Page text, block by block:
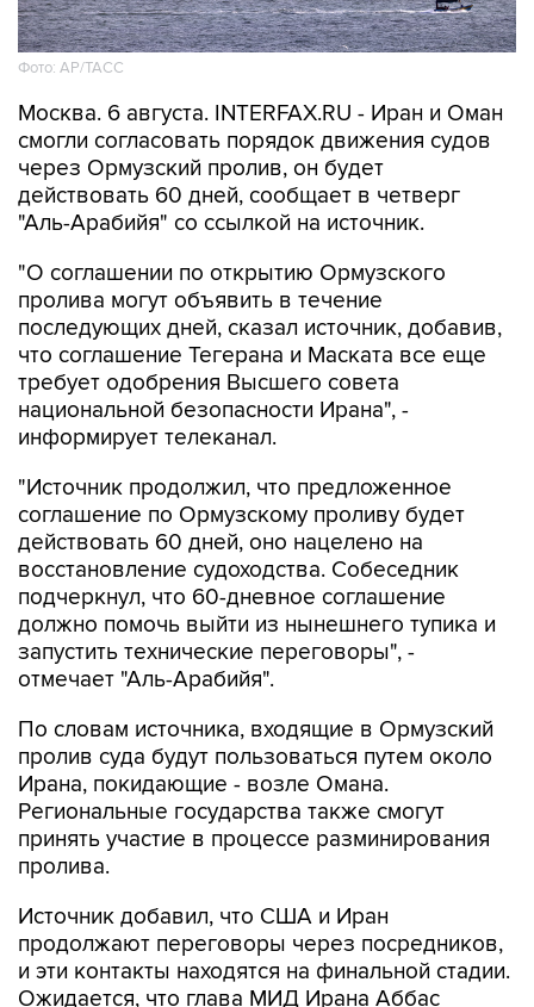
Фото: AP/ТАСС
Москва. 6 августа. INTERFAX.RU - Иран и Оман
смогли согласовать порядок движения судов
через Ормузский пролив, он будет
действовать 60 дней, сообщает в четверг
"Аль-Арабийя" со ссылкой на источник.
"О соглашении по открытию Ормузского
пролива могут объявить в течение
последующих дней, сказал источник, добавив,
что соглашение Тегерана и Маската все еще
требует одобрения Высшего совета
национальной безопасности Ирана", -
информирует телеканал.
"Источник продолжил, что предложенное
соглашение по Ормузскому проливу будет
действовать 60 дней, оно нацелено на
восстановление судоходства. Собеседник
подчеркнул, что 60-дневное соглашение
должно помочь выйти из нынешнего тупика и
запустить технические переговоры", -
отмечает "Аль-Арабийя".
По словам источника, входящие в Ормузский
пролив суда будут пользоваться путем около
Ирана, покидающие - возле Омана.
Региональные государства также смогут
принять участие в процессе разминирования
пролива.
Источник добавил, что США и Иран
продолжают переговоры через посредников,
и эти контакты находятся на финальной стадии.
Ожидается, что глава МИД Ирана Аббас